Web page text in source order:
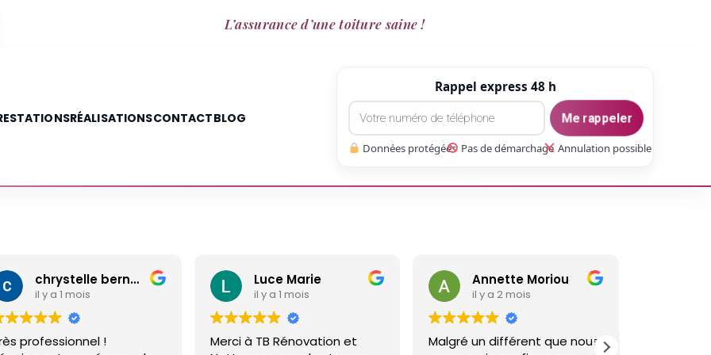
L’assurance d’une toiture saine !
RÉALISATIONSCONTACTBLOG
Rappel express 48 h
Me rappeler
Données protégées Pas de démarchage Annulation possible
chrystelle bernard
1 mois
!
Luce Marie
il y a 1 mois
Merci à TB Rénovation et
Annette Moriou
il y a 2 mois
Malgré un différent que nous
Réalisé un travail